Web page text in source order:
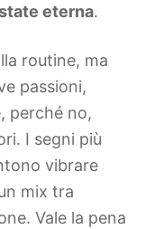
eterna.
routine, ma
passioni,
perché no,
I segni più
vibrare
mix tra
Vale la pena